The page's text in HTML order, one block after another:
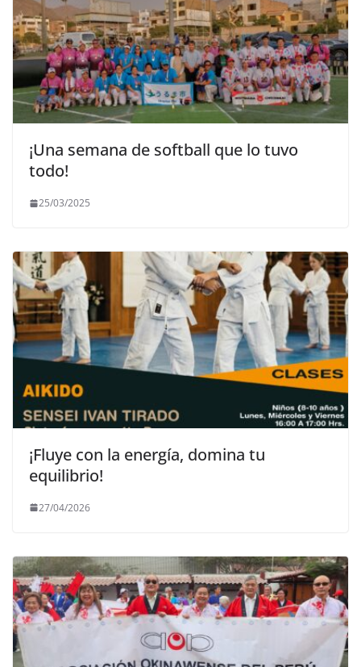
¡Una semana de softball que lo tuvo
todo!
25/03/2025
¡Fluye con la energía, domina tu
equilibrio!
27/04/2026